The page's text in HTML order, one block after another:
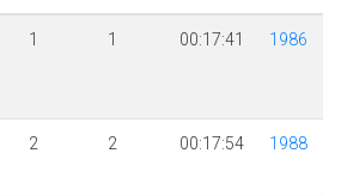
1 1 00:17:41 1986
2 2 00:17:54 1988